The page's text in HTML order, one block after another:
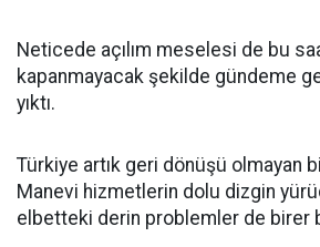
Neticede açılım meselesi de bu
kapanmayacak şekilde gündeme
yıktı.
Türkiye artık geri dönüşü olmayan
Manevi hizmetlerin dolu dizgin
elbetteki derin problemler de birer